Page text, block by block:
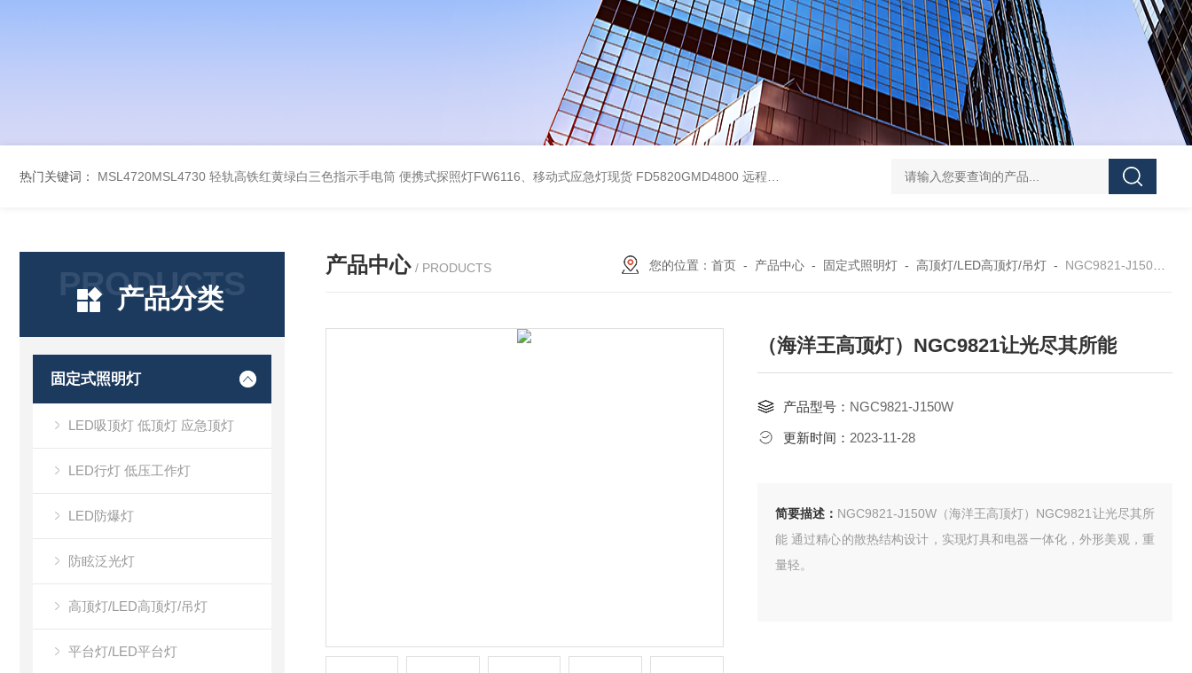
热门关键词： MSL4720MSL4730 轻轨高铁红黄绿白三色指示手电筒 便携式探照灯FW6116、移动式应急灯现货 FD5820GMD4800 远程方位灯价格 红色 信号灯多功能声光报警器GAD112红光3.7V红闪
PRODUCTS
产品分类
固定式照明灯
LED吸顶灯 低顶灯 应急顶灯
LED行灯 低压工作灯
LED防爆灯
防眩泛光灯
高顶灯/LED高顶灯/吊灯
平台灯/LED平台灯
产品中心 / PRODUCTS 您的位置： 首页- 产品中心- 固定式照明灯- 高顶灯/LED高顶灯/吊灯- NGC9821-J150W（海洋王高顶灯）NGC9821让光尽其所能
（海洋王高顶灯）NGC9821让光尽其所能
产品型号： NGC9821-J150W
更新时间： 2023-11-28
简要描述： NGC9821-J150W（海洋王高顶灯）NGC9821让光尽其所
能 通过精心的散热结构设计，实现灯具和电器一体化，外形美观，重
量轻。